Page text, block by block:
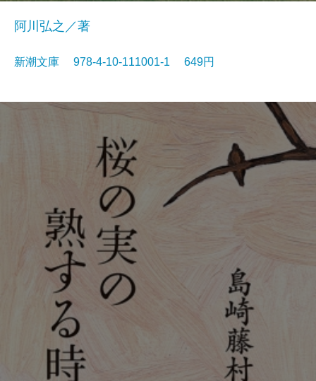
阿川弘之／著
新潮文庫 978-4-10-111001-1 649円